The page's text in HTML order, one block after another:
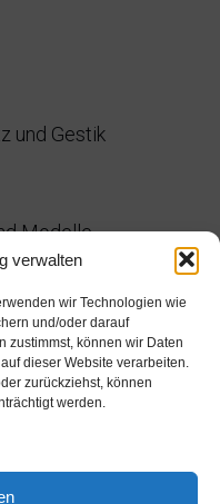
verwalten
wir Technologien wie
und/oder darauf
zustimmst, können wir Daten
dieser Website verarbeiten.
zurückziehst, können
werden.
und Gestik
Modelle
und freue mich,
Studierende